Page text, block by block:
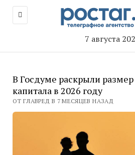
7 августа
В Госдуме раскрыли
капитала в 2026 году
ОТ ГЛАВРЕД В 7 МЕСЯЦЕВ НАЗАД